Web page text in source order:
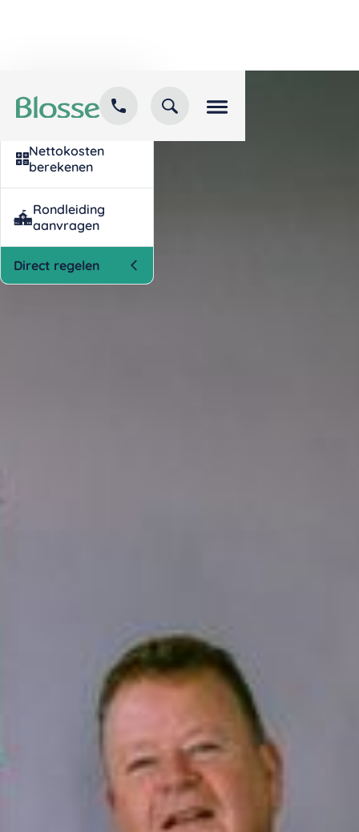
Kind inschrijven
opvang
Nettokosten
berekenen
Rondleiding
aanvragen
Direct regelen